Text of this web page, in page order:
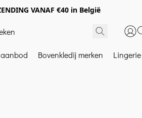
VANAF €40 in België
Bovenkledij merken